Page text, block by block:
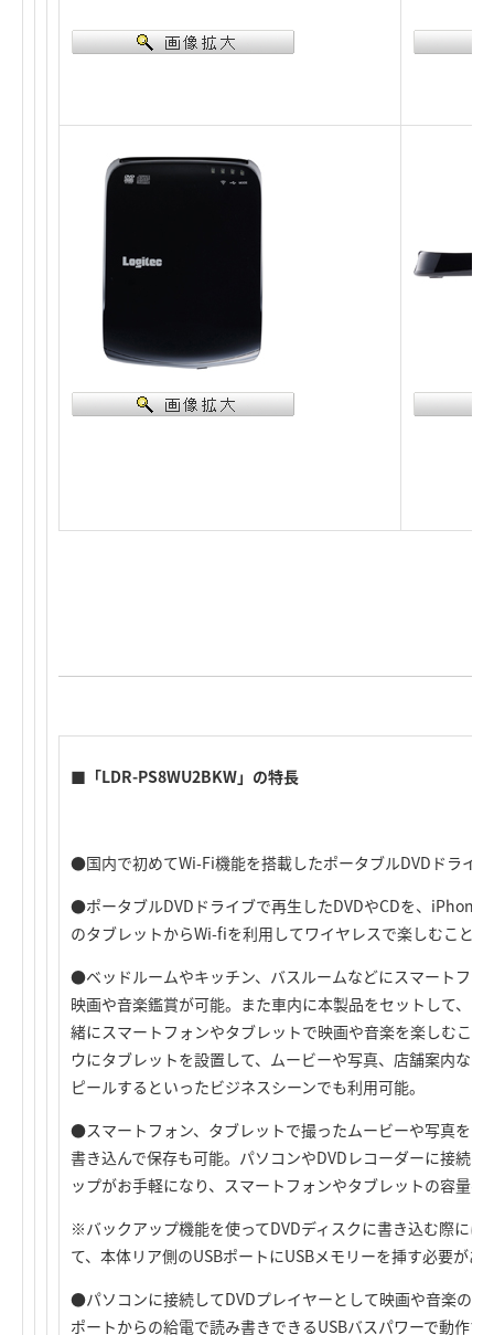
■「LDR-PS8WU2BKW」の特長
●国内で初めてWi-Fi機能を搭載したポータブルDVDドライ
●ポータブルDVDドライブで再生したDVDやCDを、
のタブレットからWi-fiを利用してワイヤレスで楽しむことが
●ベッドルームやキッチン、バスルームなどにスマートフォ
映画や音楽鑑賞が可能。また車内に本製品をセットして、
緒にスマートフォンやタブレットで映画や音楽を楽しむこ
ウにタブレットを設置して、ムービーや写真、店舗案内な
ピールするといったビジネスシーンでも利用可能。
●スマートフォン、タブレットで撮ったムービーや写真をそ
書き込んで保存も可能。パソコンやDVDレコーダーに接続
ップがお手軽になり、スマートフォンやタブレットの容量不
※バックアップ機能を使ってDVDディスクに書き込む際には
て、本体リア側のUSBポートにUSBメモリーを挿す必要があ
●パソコンに接続してDVDプレイヤーとして映画や音楽の再
ポートからの給電で読み書きできるUSBバスパワーで動作